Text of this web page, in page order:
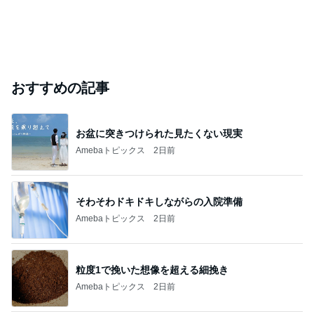
おすすめの記事
お盆に突きつけられた見たくない現実
Amebaトピックス 2日前
そわそわドキドキしながらの入院準備
Amebaトピックス 2日前
粒度1で挽いた想像を超える細挽き
Amebaトピックス 2日前